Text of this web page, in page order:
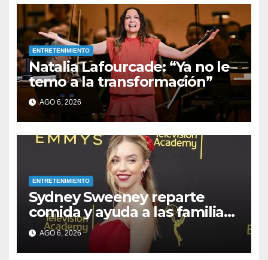
ENTRETENIMIENTO
Natalia Lafourcade: “Ya no le
temo a la transformación”
AGO 6, 2026
ENTRETENIMIENTO
Sydney Sweeney reparte
comida y ayuda a las familias
afectadas por los incendios
en su ciudad natal
AGO 6, 2026